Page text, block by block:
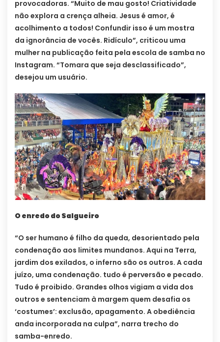
provocadoras. “Muito de mau gosto! Criatividade
não explora a crença alheia. Jesus é amor, é
acolhimento a todos! Confundir isso é um mostra
da ignorância de vocês. Ridículo”, criticou uma
mulher na publicação feita pela escola de samba no
Instagram. “Tomara que seja desclassificado”,
desejou um usuário.
O enredo do Salgueiro
“O ser humano é filho da queda, desorientado pela
condenação aos limites mundanos. Aqui na Terra,
jardim dos exilados, o inferno são os outros. A cada
juízo, uma condenação. tudo é perversão e pecado.
Tudo é proibido. Grandes olhos vigiam a vida dos
outros e sentenciam à margem quem desafia os
‘costumes’: exclusão, apagamento. A obediência
anda incorporada na culpa”, narra trecho do
samba-enredo.